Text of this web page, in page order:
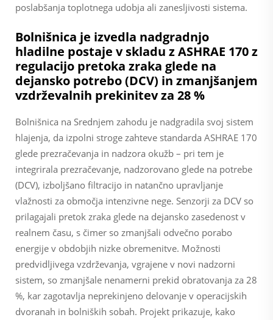
poslabšanja toplotnega udobja ali zanesljivosti sistema.
Bolnišnica je izvedla nadgradnjo
hladilne postaje v skladu z ASHRAE 170 z
regulacijo pretoka zraka glede na
dejansko potrebo (DCV) in zmanjšanjem
vzdrževalnih prekinitev za 28 %
Bolnišnica na Srednjem zahodu je nadgradila svoj sistem
hlajenja, da izpolni stroge zahteve standarda ASHRAE 170
glede prezračevanja in nadzora okužb – pri tem je
integrirala prezračevanje, nadzorovano glede na potrebe
(DCV), izboljšano filtracijo in natančno upravljanje
vlažnosti za območja intenzivne nege. Senzorji za DCV so
prilagajali pretok zraka glede na dejansko zasedenost v
realnem času, s čimer so zmanjšali odvečno porabo
energije v obdobjih nizke obremenitve. Možnosti
predvidljivega vzdrževanja, vgrajene v novi nadzorni
sistem, so zmanjšale nenamerni prekid obratovanja za 28
%, kar zagotavlja neprekinjeno delovanje v operacijskih
dvoranah in bolniških sobah. Projekt prikazuje, kako